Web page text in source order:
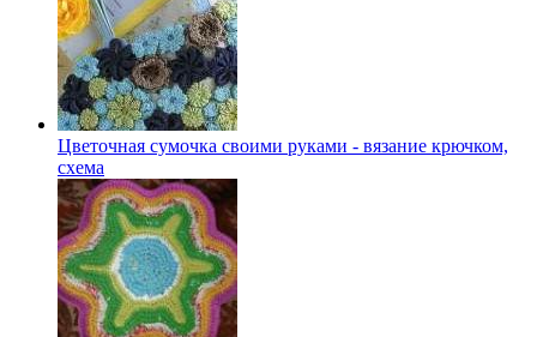
Цветочная сумочка своими руками - вязание крючком,
схема